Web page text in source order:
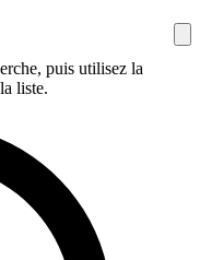
puis utilisez la
liste.